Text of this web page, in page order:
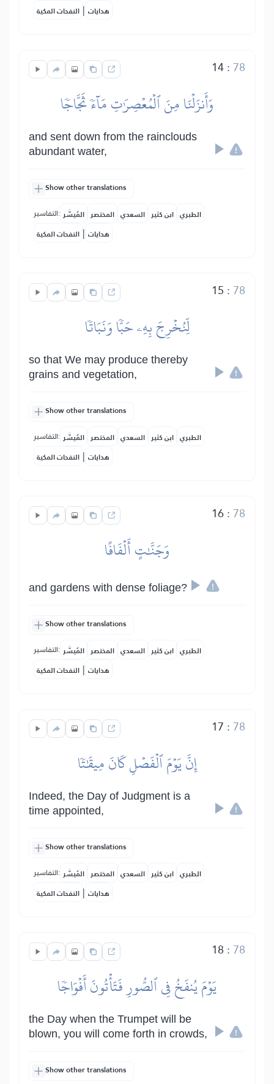
النفحات المكية | هدايات
14: 78
وَأَنزَلۡنَا مِنَ ٱلۡمُعۡصِرَٰتِ مَآءٗ ثَجَّاجٗا
and sent down from the rainclouds
abundant water,
Show other translations
التفاسير: المُيسَّر المختصر السعدي ابن كثير الطبري
النفحات المكية | هدايات
15 : 78
لِّنُخۡرِجَ بِهِۦ حَبّٗا وَنَبَاتٗا
so that We may produce thereby
grains and vegetation,
Show other translations
التفاسير: المُيسَّر المختصر السعدي ابن كثير الطبري
النفحات المكية | هدايات
16: 78
وَجَنَّٰتٍ أَلۡفَافًا
and gardens with dense foliage?
Show other translations
التفاسير: المُيسَّر المختصر السعدي ابن كثير الطبري
النفحات المكية | هدايات
17 : 78
إِنَّ يَوۡمَ ٱلۡفَصۡلِ كَانَ مِيقَٰتٗا
Indeed, the Day of Judgment is a
time appointed,
Show other translations
التفاسير: المُيسَّر المختصر السعدي ابن كثير الطبري
النفحات المكية | هدايات
18 : 78
يَوۡمَ يُنفَخُ فِي ٱلصُّورِ فَتَأۡتُونَ أَفۡوَاجٗا
the Day when the Trumpet will be
blown, you will come forth in crowds,
Show other translations